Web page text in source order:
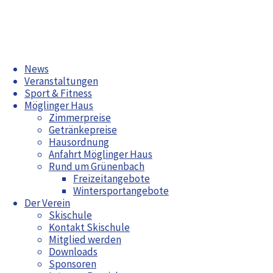
Inhalt
springen
News
Veranstaltungen
Sport & Fitness
Möglinger Haus
Zimmerpreise
Getränkepreise
Hausordnung
Anfahrt Möglinger Haus
Rund um Grünenbach
Freizeitangebote
Wintersportangebote
Der Verein
Skischule
Kontakt Skischule
Mitglied werden
Downloads
Sponsoren
Sommerplätzle in Möglingen
Einladung zum Herbsttreff am 04. November 2023 ab 19:00
Uhr (Einlass 18:30 Uhr)
Zwiebelkuchenessen
Aktuelles
Radwoche in Grünenbach 2026
Bürgerfest Möglingen 2026
Jahreshauptversammlung 2026
Arbeitswochenende April 2026
Maiwanderung